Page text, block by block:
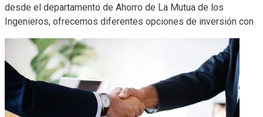
desde el departamento de Ahorro de La Mutua de los
Ingenieros, ofrecemos diferentes opciones de inversión con